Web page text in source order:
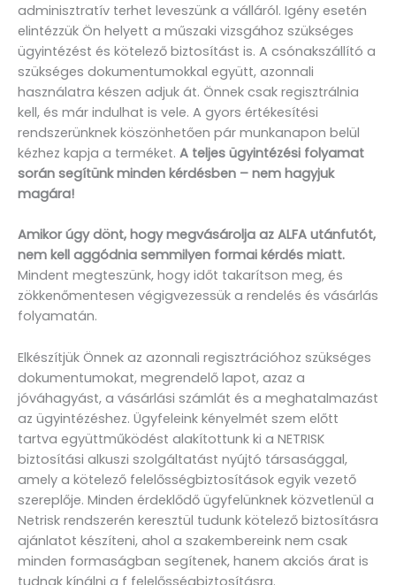
adminisztratív terhet leveszünk a válláról. Igény esetén
elintézzük Ön helyett a műszaki vizsgához szükséges
ügyintézést és kötelező biztosítást is. A csónakszállító a
szükséges dokumentumokkal együtt, azonnali
használatra készen adjuk át. Önnek csak regisztrálnia
kell, és már indulhat is vele. A gyors értékesítési
rendszerünknek köszönhetően pár munkanapon belül
kézhez kapja a terméket. A teljes ügyintézési folyamat
során segítünk minden kérdésben – nem hagyjuk
magára!
Amikor úgy dönt, hogy megvásárolja az ALFA utánfutót,
nem kell aggódnia semmilyen formai kérdés miatt.
Mindent megteszünk, hogy időt takarítson meg, és
zökkenőmentesen végigvezessük a rendelés és vásárlás
folyamatán.
Elkészítjük Önnek az azonnali regisztrációhoz szükséges
dokumentumokat, megrendelő lapot, azaz a
jóváhagyást, a vásárlási számlát és a meghatalmazást
az ügyintézéshez. Ügyfeleink kényelmét szem előtt
tartva együttműködést alakítottunk ki a NETRISK
biztosítási alkuszi szolgáltatást nyújtó társasággal,
amely a kötelező felelősségbiztosítások egyik vezető
szereplője. Minden érdeklődő ügyfelünknek közvetlenül a
Netrisk rendszerén keresztül tudunk kötelező biztosításra
ajánlatot készíteni, ahol a szakembereink nem csak
minden formaságban segítenek, hanem akciós árat is
tudnak kínálni a f felelősségbiztosításra.